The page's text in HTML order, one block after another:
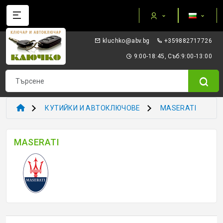
gb.vba@okhculk +359882717726
9:00-18:45, Съб:9:00-13:00
Категории
AUTEL ПРИБОРИ И ОБОРУДВАНЕ
I/O TERMINAL
KEYDIY - ПРИБОРИ КЛЮЧОВЕ ТРАНСПОНДЕРИ
ТРАНСПОНДЕР И ECU ПРИБОРИ
ТРАНСПОНДЕР ЧИПОВЕ
ЗАГОТОВКИ ERREBI
ЗАГОТОВКИ ДРУГИ
КУТИЙКИ И АВТОКЛЮЧОВЕ MASERATI
MASERATI